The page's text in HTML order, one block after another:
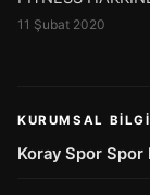
11 Şubat 2020
KURUMSAL
Koray Spor Spor